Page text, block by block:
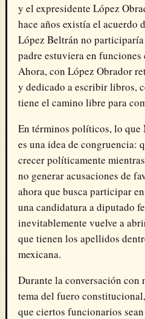
y el expresidente López
hace años existía el acuerdo
López Beltrán no
padre estuviera en
Ahora, con López Obrador
y dedicado a escribir libros,
tiene el camino libre para
En términos políticos, lo
es una idea de congruencia:
crecer políticamente
no generar acusaciones de
ahora que busca participar
una candidatura a diputado
inevitablemente vuelve a
que tienen los apellidos
mexicana.
Durante la conversación con
tema del fuero
que ciertos funcionarios